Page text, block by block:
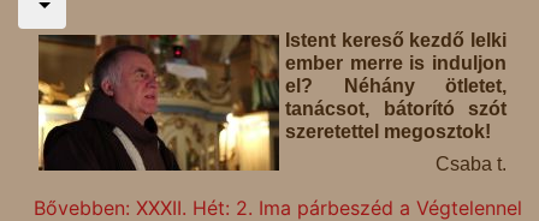
Istent kereső kezdő lelki
ember merre is induljon
el? Néhány ötletet,
tanácsot, bátorító szót
szeretettel megosztok!
Csaba t.
Bővebben: XXXII. Hét: 2. Ima párbeszéd a Végtelennel